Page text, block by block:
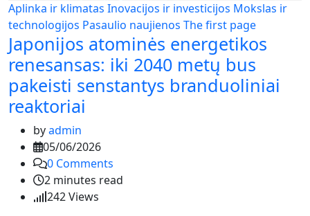
Aplinka ir klimatas Inovacijos ir investicijos Mokslas ir
technologijos Pasaulio naujienos The first page
Japonijos atominės energetikos
renesansas: iki 2040 metų bus
pakeisti senstantys branduoliniai
reaktoriai
byadmin
05/06/2026
0 Comments
2 minutes read
242Views